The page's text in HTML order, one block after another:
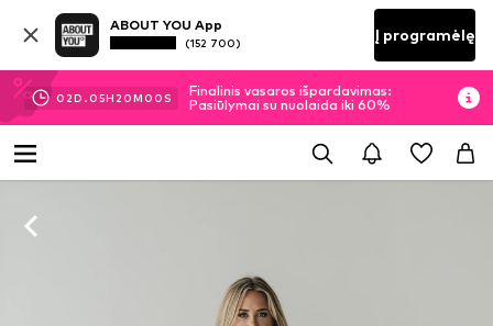
ABOUT YOU App
(152 700) Į programėlę
02D. 05H 19M 59S
Finalinis vasaros išpardavimas:
Pasiūlymai su nuolaida iki 60%